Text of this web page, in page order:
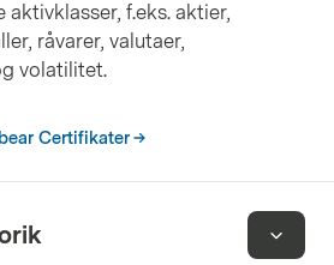
f.eks. aktier,
råvarer, valutaer,
volatilitet.
Certifikater